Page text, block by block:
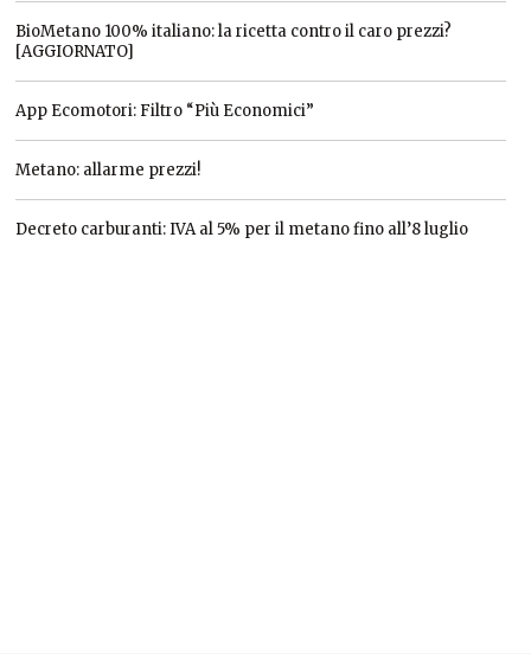
BioMetano 100% italiano: la ricetta contro il caro prezzi?
[AGGIORNATO]
App Ecomotori: Filtro “Più Economici”
Metano: allarme prezzi!
Decreto carburanti: IVA al 5% per il metano fino all’8 luglio